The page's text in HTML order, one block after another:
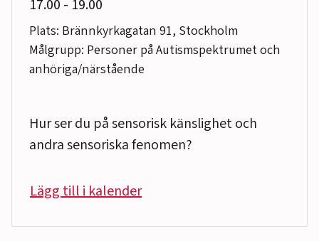
17.00 till
- 19.00
Plats: Brännkyrkagatan 91, Stockholm
Målgrupp: Personer på Autismspektrumet och
anhöriga/närstående
Hur ser du på sensorisk känslighet och
andra sensoriska fenomen?
Lägg till i kalender